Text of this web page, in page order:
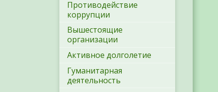
Противодействие
коррупции
Вышестоящие
организации
Активное долголетие
Гуманитарная
деятельность